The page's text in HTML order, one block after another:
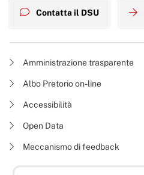
Contatta il DSU
Amministrazione trasparente
Albo Pretorio on-line
Accessibilità
Open Data
Meccanismo di feedback